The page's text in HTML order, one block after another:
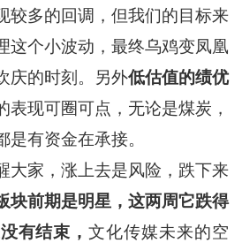
较多的回调，但我们的目标来
这个小波动，最终乌鸡变凤凰
庆的时刻。另外低估值的绩优
表现可圈可点，无论是煤炭，
有资金在承接。
大家，涨上去是风险，跌下来
块前期是明星，这两周它跌得
有结束，文化传媒未来的空